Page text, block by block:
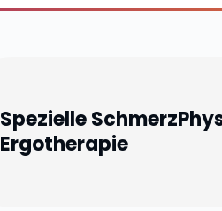
Spezielle
Ergotherapie